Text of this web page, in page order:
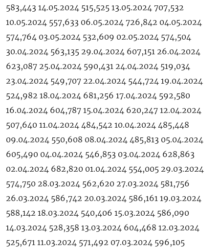
583,443 14.05.2024 515,525 13.05.2024 707,532
10.05.2024 557,633 06.05.2024 726,842 04.05.2024
574,764 03.05.2024 532,609 02.05.2024 574,504
30.04.2024 563,135 29.04.2024 607,151 26.04.2024
623,087 25.04.2024 590,431 24.04.2024 519,034
23.04.2024 549,707 22.04.2024 544,724 19.04.2024
524,982 18.04.2024 681,256 17.04.2024 592,580
16.04.2024 604,787 15.04.2024 620,247 12.04.2024
507,640 11.04.2024 484,542 10.04.2024 485,448
09.04.2024 550,608 08.04.2024 485,813 05.04.2024
605,490 04.04.2024 546,853 03.04.2024 628,863
02.04.2024 682,820 01.04.2024 554,005 29.03.2024
574,750 28.03.2024 562,620 27.03.2024 581,756
26.03.2024 586,742 20.03.2024 586,161 19.03.2024
588,142 18.03.2024 540,406 15.03.2024 586,090
14.03.2024 528,358 13.03.2024 604,468 12.03.2024
525,671 11.03.2024 571,492 07.03.2024 596,105